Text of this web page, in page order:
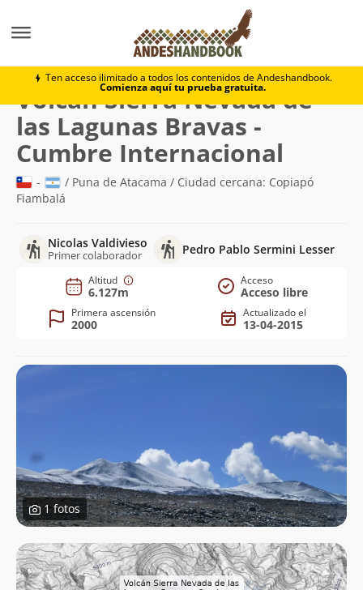
Ten acceso ilimitado a todos los contenidos de Andeshandbook.
Comienza aquí tu prueba gratuita.
Volcán Sierra Nevada de las Lagunas
Volcán Sierra Nevada de
las Lagunas Bravas -
Cumbre Internacional
-
/ Puna de Atacama / Ciudad cercana: Copiapó
Fiambalá
Nicolas Valdivieso
Primer colaborador Pedro Pablo Sermini Lesser
Altitud
6.127m
Acceso
Acceso libre
Primera ascensión
2000
Actualizado el
13-04-2015
1 fotos